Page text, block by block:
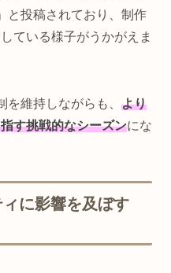
と投稿されており、制作
ている様子がうかがえま
維持しながらも、 より
す挑戦的なシーズンにな
に影響を及ぼす